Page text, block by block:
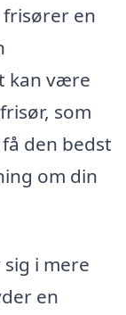
en
kan være
som
den bedst
om din
i mere
en